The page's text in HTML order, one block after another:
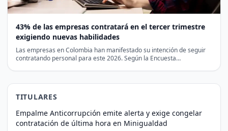
43% de las empresas contratará en el tercer trimestre
exigiendo nuevas habilidades
Las empresas en Colombia han manifestado su intención de seguir
contratando personal para este 2026. Según la Encuesta…
TITULARES
Empalme Anticorrupción emite alerta y exige congelar
contratación de última hora en Minigualdad